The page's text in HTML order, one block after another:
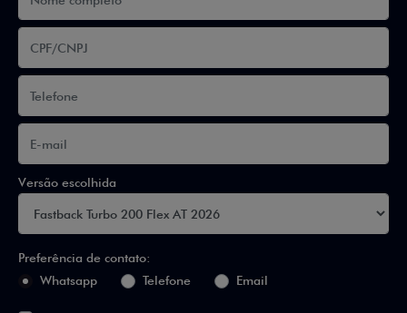
Versão escolhida
Preferência de contato:
Whatsapp
Telefone Email